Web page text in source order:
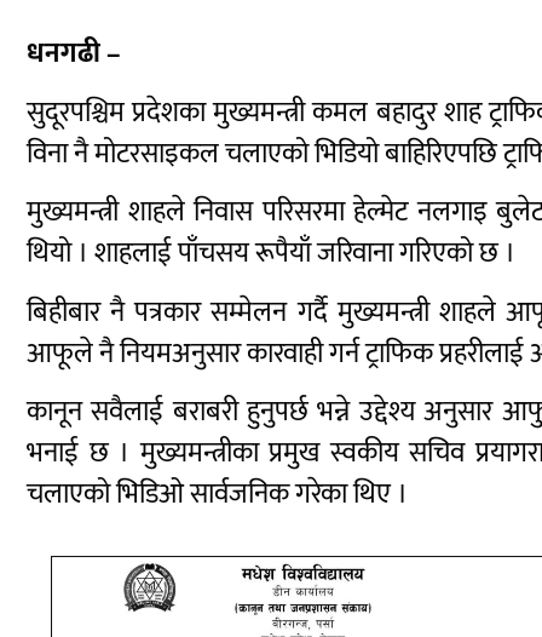
धनगढी –
सुदूरपश्चिम प्रदेशका मुख्यमन्त्री कमल बहादुर शाह
विना नै मोटरसाइकल चलाएको भिडियो बाहिरिएपछि
मुख्यमन्त्री शाहले निवास परिसरमा हेल्मेट नलगाइ
थियो । शाहलाई पाँचसय रूपैयाँ जरिवाना गरिएको छ ।
बिहीबार नै पत्रकार सम्मेलन गर्दै मुख्यमन्त्री
आफूले नै नियमअनुसार कारवाही गर्न ट्राफिक
कानून सवैलाई बराबरी हुनुपर्छ भन्ने उद्देश्य अनुसार
भनाई छ । मुख्यमन्त्रीका प्रमुख स्वकीय सचिव
चलाएको भिडिओ सार्वजनिक गरेका थिए ।